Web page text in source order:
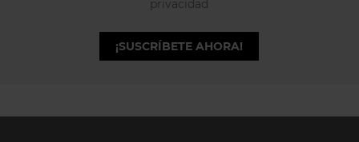
privacidad
¡SUSCRÍBETE AHORA!